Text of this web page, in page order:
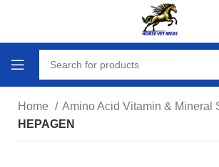
Home
Amino Acid Vitamin & Mineral
HEPAGEN